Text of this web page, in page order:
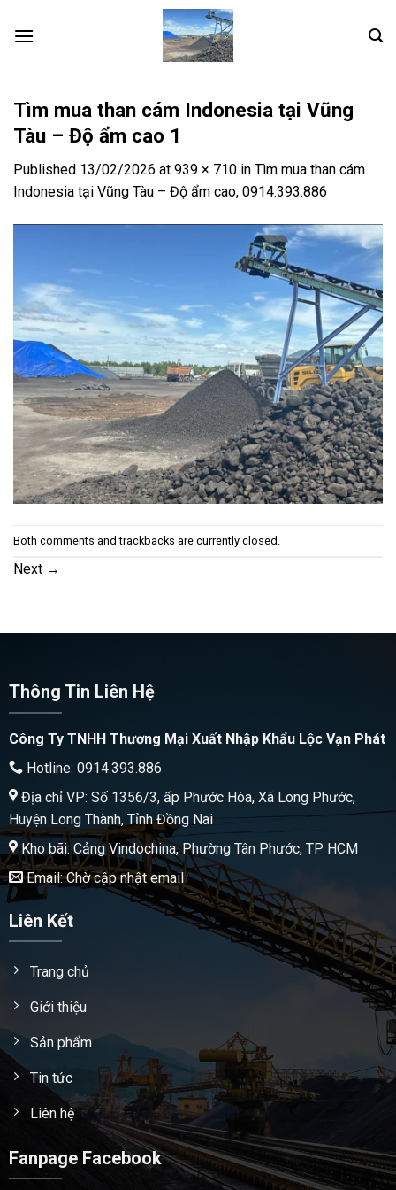
Tìm mua than cám Indonesia tại Vũng
Tàu – Độ ẩm cao 1
Published 13/02/2026 at 939 × 710 in Tìm mua than cám
Indonesia tại Vũng Tàu – Độ ẩm cao, 0914.393.886
Both comments and trackbacks are currently closed.
Next →
Thông Tin Liên Hệ
Công Ty TNHH Thương Mại Xuất Nhập Khẩu Lộc Vạn Phát
Hotline: 0914.393.886
Địa chỉ VP: Số 1356/3, ấp Phước Hòa, Xã Long Phước,
Huyện Long Thành, Tỉnh Đồng Nai
Kho bãi: Cảng Vindochina, Phường Tân Phước, TP HCM
Email: Chờ cập nhật email
Liên Kết
Trang chủ
Giới thiệu
Sản phẩm
Tin tức
Liên hệ
Fanpage Facebook